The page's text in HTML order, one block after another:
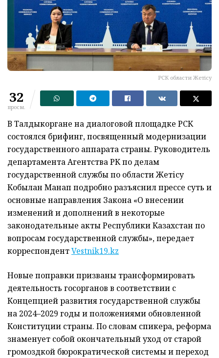
РСК области Жетiсу
32
просм.
В Талдыкоргане на диалоговой площадке РСК
состоялся брифинг, посвященный модернизации
государственного аппарата страны. Руководитель
департамента Агентства РК по делам
государственной службы по области Жетісу
Кобылан Манап подробно разъяснил прессе суть и
основные направления Закона «О внесении
изменений и дополнений в некоторые
законодательные акты Республики Казахстан по
вопросам государственной службы», передает
корреспондентVestnik19.kz
Новые поправки призваны трансформировать
деятельность госорганов в соответствии с
Концепцией развития государственной службы
на 2024–2029 годы и положениями обновленной
Конституции страны. По словам спикера, реформа
знаменует собой окончательный уход от старой
громоздкой бюрократической системы и переход